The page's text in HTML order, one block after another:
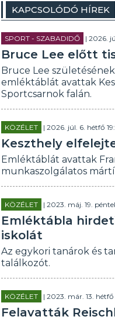
KAPCSOLÓDÓ HÍREK
SPORT - SZABADIDŐ | 2026.
Bruce Lee előtt
Bruce Lee
emléktáblát avattak
Sportcsarnok falán.
KÖZÉLET | 2026. júl. 6. hétfő
Keszthely
Emléktáblát avattak
munkaszolgálatos
KÖZÉLET | 2023. máj. 19.
Emléktábla
iskolát
Az egykori tanárok és
találkozót.
KÖZÉLET | 2023. már. 13.
Felavatták